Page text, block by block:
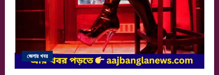
জেলার খবর